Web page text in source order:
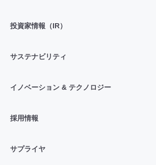
投資家情報（IR）
サステナビリティ
イノベーション & テクノロジー
採用情報
サプライヤ